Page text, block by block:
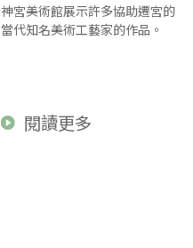
神宮美術館展示許多協助遷宮的
當代知名美術工藝家的作品。
閱讀更多